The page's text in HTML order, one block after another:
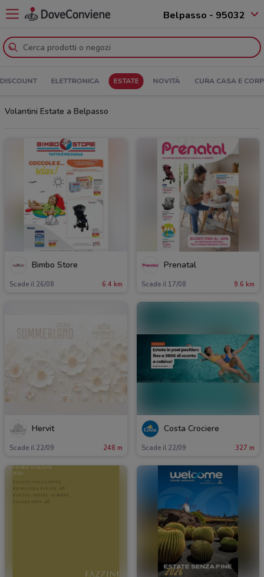
Belpasso - 95032
DISCOUNT ELETTRONICA ESTATE NOVITÀ CURA CASA E
Volantini Estate a Belpasso
Bimbo Store
Scade il 26/08 6.4 km
Prenatal
Scade il 17/08 9.6 km
Hervit
Scade il 22/09 248 m
Costa Crociere
Scade il 22/09 327 m